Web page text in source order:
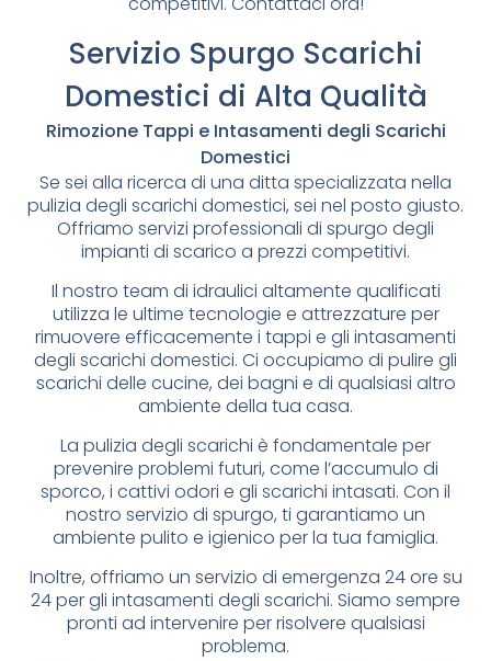
Servizio Spurgo Scarichi
Domestici di Alta Qualità
Rimozione Tappi e Intasamenti degli Scarichi
Domestici
Se sei alla ricerca di una ditta specializzata nella
pulizia degli scarichi domestici, sei nel posto giusto.
Offriamo servizi professionali di spurgo degli
impianti di scarico a prezzi competitivi.
Il nostro team di idraulici altamente qualificati
utilizza le ultime tecnologie e attrezzature per
rimuovere efficacemente i tappi e gli intasamenti
degli scarichi domestici. Ci occupiamo di pulire gli
scarichi delle cucine, dei bagni e di qualsiasi altro
ambiente della tua casa.
La pulizia degli scarichi è fondamentale per
prevenire problemi futuri, come l’accumulo di
sporco, i cattivi odori e gli scarichi intasati. Con il
nostro servizio di spurgo, ti garantiamo un
ambiente pulito e igienico per la tua famiglia.
Inoltre, offriamo un servizio di emergenza 24 ore su
24 per gli intasamenti degli scarichi. Siamo sempre
pronti ad intervenire per risolvere qualsiasi
problema.